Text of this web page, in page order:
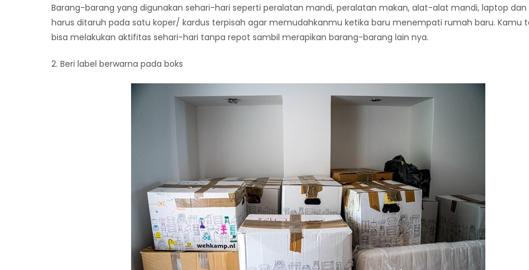
Barang-barang yang digunakan sehari-hari seperti peralatan mandi, peralatan makan, alat-alat mandi, laptop dan
harus ditaruh pada satu koper/ kardus terpisah agar memudahkanmu ketika baru menempati rumah baru. Kamu
bisa melakukan aktifitas sehari-hari tanpa repot sambil merapikan barang-barang lain nya.
2. Beri label berwarna pada boks